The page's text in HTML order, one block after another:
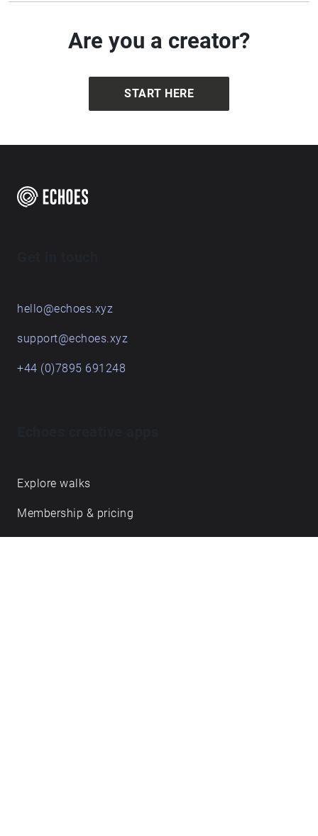
Are you a creator?
START HERE
hello@echoes.xyz
support@echoes.xyz
+44 (0)7895 691248
Explore walks
Membership & pricing